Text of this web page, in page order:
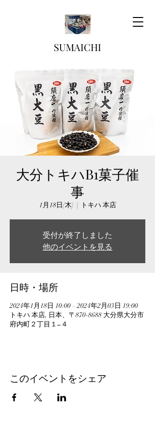
SUMAICHI
大分トキハB1菓子催
事
1月18日(木)
  |
トキハ 本店
受付が終了しました
他のイベントを見る
日時・場所
2024年1月18日 10:00 – 2024年2月03日 19:00
トキハ 本店, 日本、〒870-8688 大分県大分市
府内町２丁目１−４
このイベントをシェア